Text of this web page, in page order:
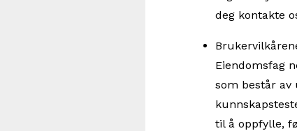
deg kontakte
Eiendomsfag
som består
til å oppfylle,